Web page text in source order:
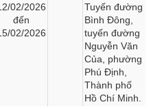
02/2026
đến
02/2026
Tuyến đường
Bình Đông,
tuyến đường
Nguyễn Văn
Của, phường
Phú Định,
Thành phố
Hồ Chí Minh.